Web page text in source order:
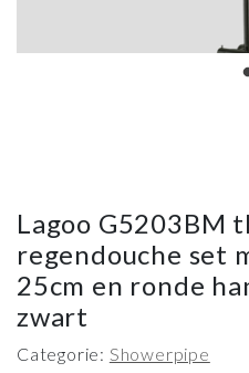
Lagoo G5203BM
regendouche set
25cm en ronde
zwart
Categorie: Showerpipe